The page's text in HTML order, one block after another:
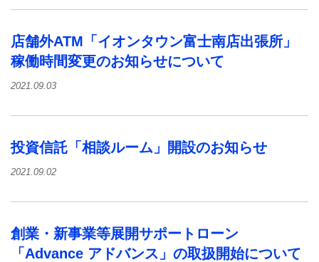
店舗外ATM「イオンタウン富士南店出張所」
稼働時間変更のお知らせについて
2021.09.03
投資信託「相談ルーム」開設のお知らせ
2021.09.02
創業・新事業等展開サポートローン
「Advance アドバンス」の取扱開始について